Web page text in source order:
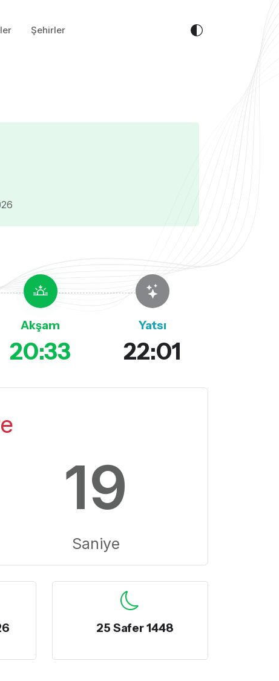
Şehirler
Akşam
20:33
Yatsı
22:01
18
Saniye
25 Safer 1448